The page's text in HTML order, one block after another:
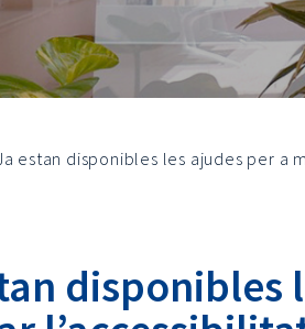
estan disponibles les ajudes per a
disponibles